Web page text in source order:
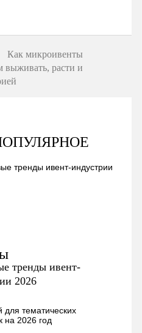
Портфолио
Как микроивенты
выживать, расти и
тренды ивент-
2026